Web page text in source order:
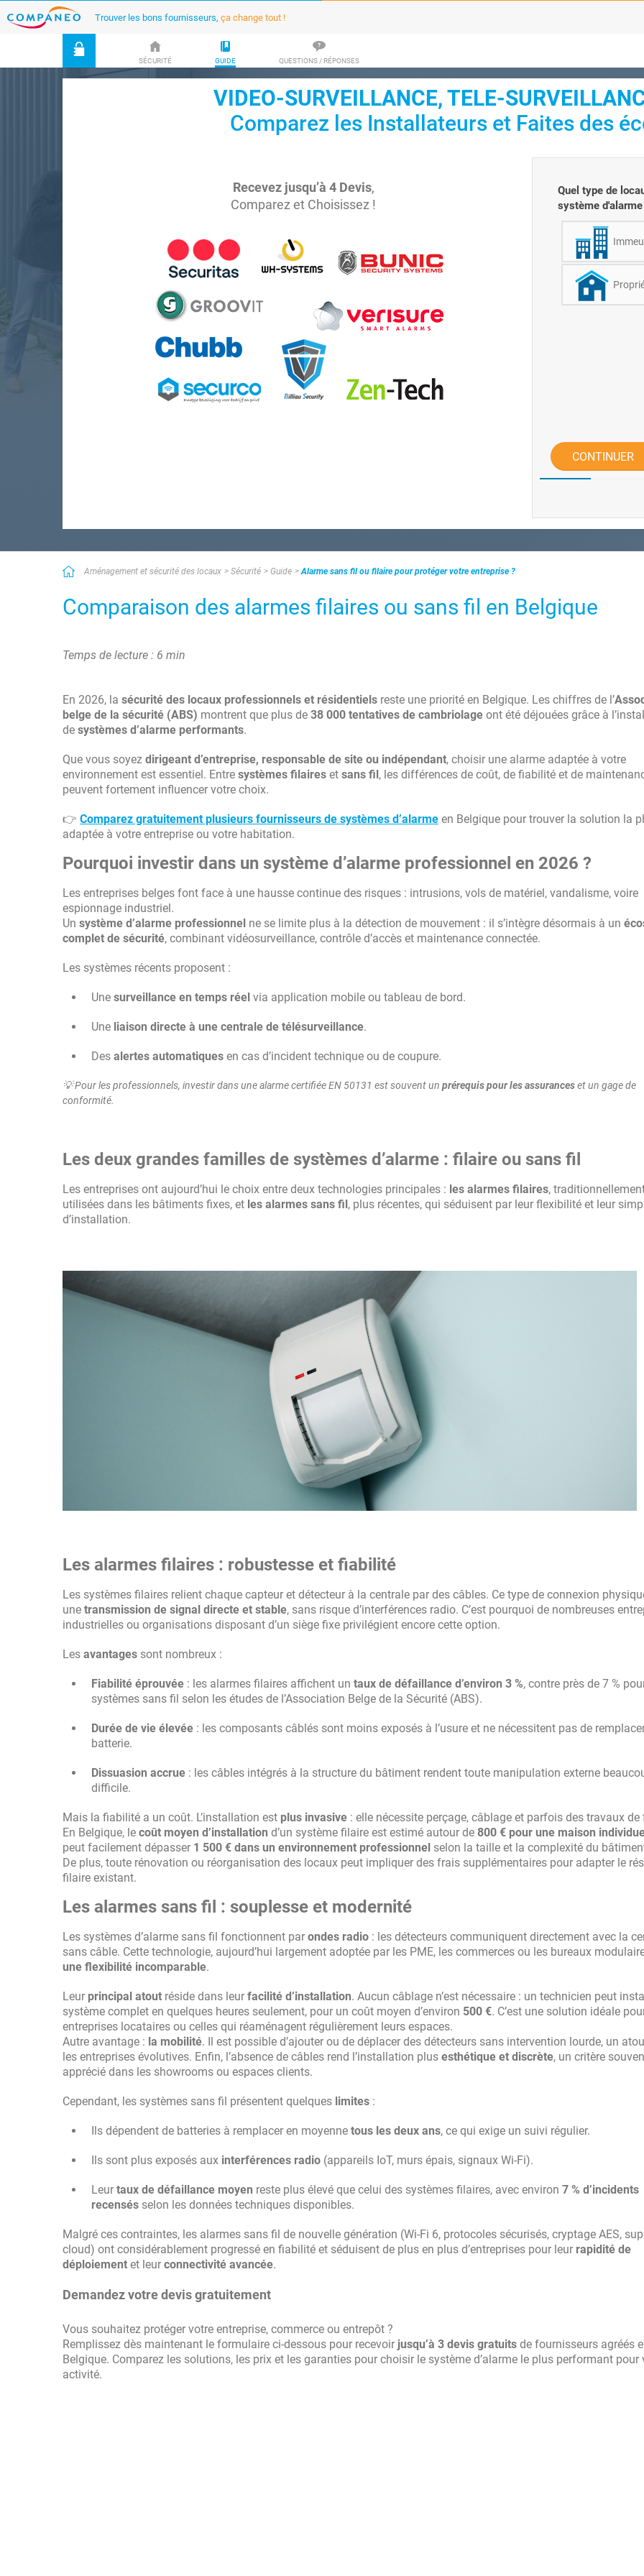
Trouver les bons fournisseurs, ça change tout !
SÉCURITÉ GUIDE QUESTIONS / RÉPONSES
VIDEO-SURVEILLANCE, TELE-
Comparez les Installateurs et Faites des
Recevez jusqu’à 4 Devis,
Comparez et Choisissez !
Quel type de
système d'alarme
CONTINUER
Aménagement et sécurité des locaux Sécurité Guide Alarme sans fil ou filaire pour protéger votre entreprise ?
Comparaison des alarmes filaires ou sans fil en Belgique
Temps de lecture : 6 min
En 2026, la sécurité des locaux professionnels et résidentiels reste une priorité en Belgique. Les chiffres de l’
belge de la sécurité (ABS) montrent que plus de 38 000 tentatives de cambriolage ont été déjouées grâce à
de systèmes d’alarme performants.
Que vous soyez dirigeant d’entreprise, responsable de site ou indépendant, choisir une alarme adaptée à votre
environnement est essentiel. Entre systèmes filaires et sans fil, les différences de coût, de fiabilité et de
peuvent fortement influencer votre choix.
👉 Comparez gratuitement plusieurs fournisseurs de systèmes d’alarme en Belgique pour trouver la solution la
adaptée à votre entreprise ou votre habitation.
Pourquoi investir dans un système d’alarme professionnel en 2026 ?
Les entreprises belges font face à une hausse continue des risques : intrusions, vols de matériel, vandalisme, voire
espionnage industriel.
Un système d’alarme professionnel ne se limite plus à la détection de mouvement : il s’intègre désormais à un
complet de sécurité, combinant vidéosurveillance, contrôle d’accès et maintenance connectée.
Les systèmes récents proposent :
Une surveillance en temps réel via application mobile ou tableau de bord.
Une liaison directe à une centrale de télésurveillance.
Des alertes automatiques en cas d’incident technique ou de coupure.
💡 Pour les professionnels, investir dans une alarme certifiée EN 50131 est souvent un prérequis pour les assuranceset un gage de
conformité.
Les deux grandes familles de systèmes d’alarme : filaire ou sans fil
Les entreprises ont aujourd’hui le choix entre deux technologies principales : les alarmes filaires,
utilisées dans les bâtiments fixes, et les alarmes sans fil, plus récentes, qui séduisent par leur flexibilité et leur
d’installation.
Les alarmes filaires : robustesse et fiabilité
Les systèmes filaires relient chaque capteur et détecteur à la centrale par des câbles. Ce type de connexion
une transmission de signal directe et stable, sans risque d’interférences radio. C’est pourquoi de nombreuses
industrielles ou organisations disposant d’un siège fixe privilégient encore cette option.
Les avantages sont nombreux :
Fiabilité éprouvée : les alarmes filaires affichent un taux de défaillance d’environ 3 %, contre près de 7 %
systèmes sans fil selon les études de l’Association Belge de la Sécurité (ABS).
Durée de vie élevée : les composants câblés sont moins exposés à l’usure et ne nécessitent pas de
batterie.
Dissuasion accrue : les câbles intégrés à la structure du bâtiment rendent toute manipulation externe
difficile.
Mais la fiabilité a un coût. L’installation est plus invasive : elle nécessite perçage, câblage et parfois des travaux
En Belgique, le coût moyen d’installation d’un système filaire est estimé autour de 800 € pour une maison
peut facilement dépasser 1 500 € dans un environnement professionnel selon la taille et la complexité du
De plus, toute rénovation ou réorganisation des locaux peut impliquer des frais supplémentaires pour adapter le
filaire existant.
Les alarmes sans fil : souplesse et modernité
Les systèmes d’alarme sans fil fonctionnent par ondes radio : les détecteurs communiquent directement avec la
sans câble. Cette technologie, aujourd’hui largement adoptée par les PME, les commerces ou les bureaux
une flexibilité incomparable.
Leur principal atout réside dans leur facilité d’installation. Aucun câblage n’est nécessaire : un technicien peut
système complet en quelques heures seulement, pour un coût moyen d’environ 500 €. C’est une solution idéale
entreprises locataires ou celles qui réaménagent régulièrement leurs espaces.
Autre avantage : la mobilité. Il est possible d’ajouter ou de déplacer des détecteurs sans intervention lourde, un
les entreprises évolutives. Enfin, l’absence de câbles rend l’installation plus esthétique et discrète, un critère
apprécié dans les showrooms ou espaces clients.
Cependant, les systèmes sans fil présentent quelques limites :
Ils dépendent de batteries à remplacer en moyenne tous les deux ans, ce qui exige un suivi régulier.
Ils sont plus exposés aux interférences radio (appareils IoT, murs épais, signaux Wi-Fi).
Leur taux de défaillance moyen reste plus élevé que celui des systèmes filaires, avec environ 7 % d’incidents
recensés selon les données techniques disponibles.
Malgré ces contraintes, les alarmes sans fil de nouvelle génération (Wi-Fi 6, protocoles sécurisés, cryptage AES,
cloud) ont considérablement progressé en fiabilité et séduisent de plus en plus d’entreprises pour leur rapidité de
déploiement et leur connectivité avancée.
Demandez votre devis gratuitement
Vous souhaitez protéger votre entreprise, commerce ou entrepôt ?
Remplissez dès maintenant le formulaire ci-dessous pour recevoir jusqu’à 3 devis gratuits de fournisseurs agréés
Belgique. Comparez les solutions, les prix et les garanties pour choisir le système d’alarme le plus performant pour
activité.